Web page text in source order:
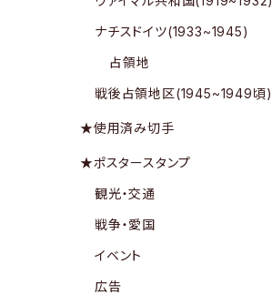
ナチスドイツ(1933~1945)
占領地
戦後占領地区(1945~1949頃)
★使用済み切手
★ポスタースタンプ
観光・交通
戦争・愛国
イベント
広告